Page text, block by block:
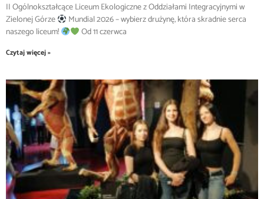
II Ogólnokształcące Liceum Ekologiczne z Oddziałami Integracyjnymi w
Zielonej Górze
Mundial 2026 – wybierz drużynę, która skradnie serca
naszego liceum!
Od 11 czerwca
Czytaj więcej »